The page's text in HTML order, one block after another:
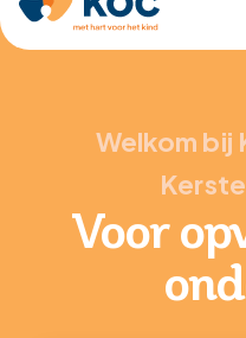
Welkom bij
Voor